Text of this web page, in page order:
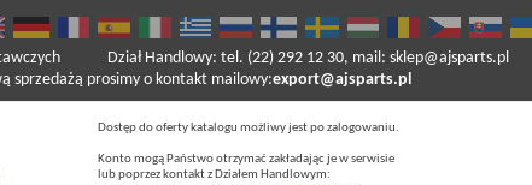
prosimy o kontakt mailowy:export@ajsparts.pl
Dział Handlowy: tel. (22) 292 12 30, mail: sklep@ajsparts.pl
Dostęp do oferty katalogu możliwy jest po zalogowaniu.
Konto mogą Państwo otrzymać zakładając je w serwisie
lub poprzez kontakt z Działem Handlowym: